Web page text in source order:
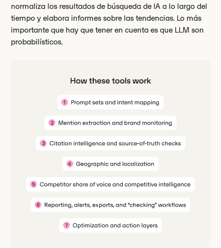
normaliza los resultados de búsqueda de IA a lo largo del
tiempo y elabora informes sobre las tendencias. Lo más
importante que hay que tener en cuenta es que LLM son
probabilísticos.